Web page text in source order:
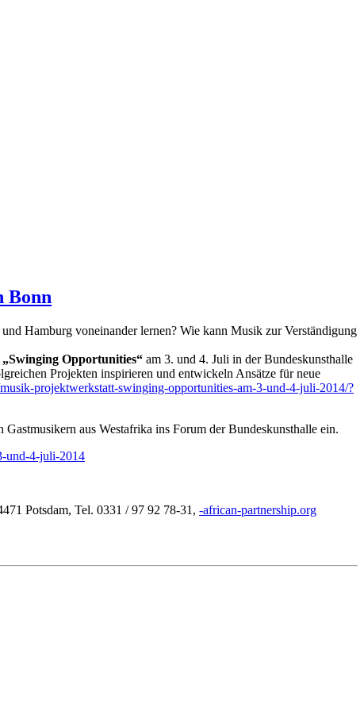
Bonn
Hamburg voneinander lernen? Wie kann Musik zur Verständigung
Opportunities“ am 3. und 4. Juli in der Bundeskunsthalle
Projekten inspirieren und entwickeln Ansätze für neue
projektwerkstatt-swinging-opportunities-am-3-und-4-juli-2014/?
Gastmusikern aus Westafrika ins Forum der Bundeskunsthalle ein.
und-4-juli-2014
Potsdam, Tel. 0331 / 97 92 78-31,
gro.p
ihsre
ntrap
-naci
rfa-